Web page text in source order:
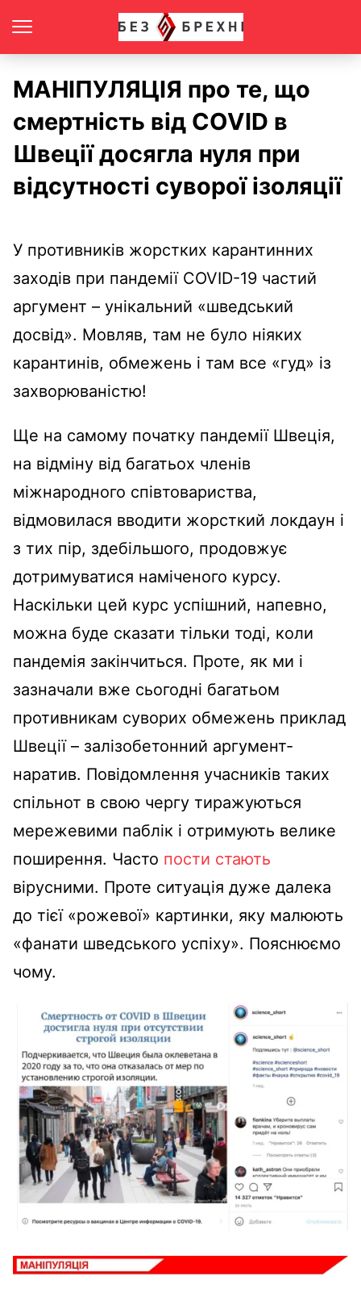
МАНІПУЛЯЦІЯ про те, що
смертність від COVID в
Швеції досягла нуля при
відсутності суворої ізоляції
У противників жорстких карантинних
заходів при пандемії COVID-19 частий
аргумент – унікальний «шведський
досвід». Мовляв, там не було ніяких
карантинів, обмежень і там все «гуд» із
захворюваністю!
Ще на самому початку пандемії Швеція,
на відміну від багатьох членів
міжнародного співтовариства,
відмовилася вводити жорсткий локдаун і
з тих пір, здебільшого, продовжує
дотримуватися наміченого курсу.
Наскільки цей курс успішний, напевно,
можна буде сказати тільки тоді, коли
пандемія закінчиться. Проте, як ми і
зазначали вже сьогодні багатьом
противникам суворих обмежень приклад
Швеції – залізобетонний аргумент-
наратив. Повідомлення учасників таких
спільнот в свою чергу тиражуються
мережевими паблік і отримують велике
поширення. Часто пости стають
вірусними. Проте ситуація дуже далека
до тієї «рожевої» картинки, яку малюють
«фанати шведського успіху». Пояснюємо
чому.